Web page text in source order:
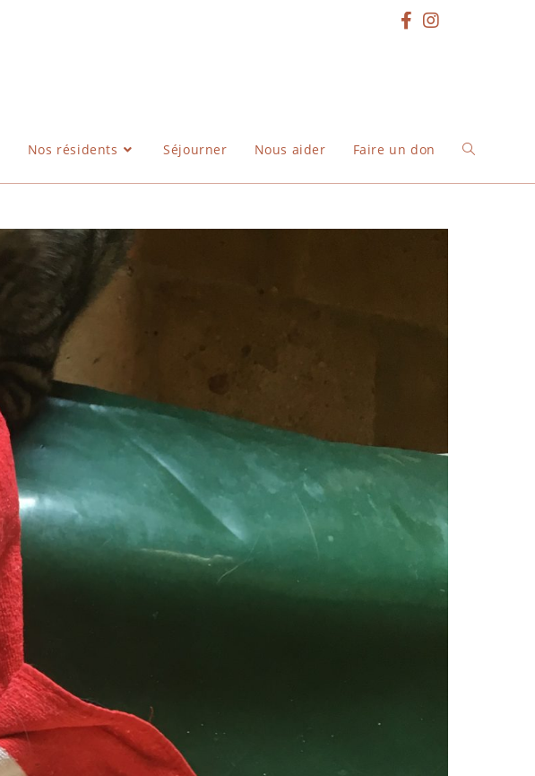
Nos résidents Séjourner Nous aider Faire un don